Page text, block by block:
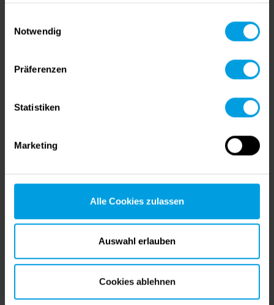
Notwendig
Präferenzen
Statistiken
Marketing
Alle Cookies zulassen
Auswahl erlauben
Cookies ablehnen
Service-Paket 5: Prüfung der vorgeschalteten
Blechs)
Service-Paket 6: Untersuchung von Inline- oder
Offline-Postoperationsschritten (z.B. Inline-